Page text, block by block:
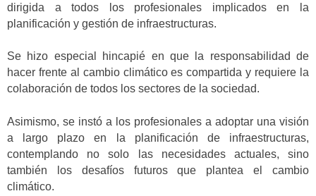
dirigida a todos los profesionales implicados en la
planificación y gestión de infraestructuras.
Se hizo especial hincapié en que la responsabilidad de
hacer frente al cambio climático es compartida y requiere la
colaboración de todos los sectores de la sociedad.
Asimismo, se instó a los profesionales a adoptar una visión
a largo plazo en la planificación de infraestructuras,
contemplando no solo las necesidades actuales, sino
también los desafíos futuros que plantea el cambio
climático.